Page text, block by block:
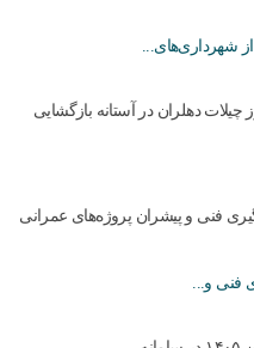
شهرداری‌های...
فنی و...